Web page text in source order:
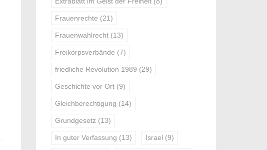
Frauenrechte (21)
Frauenwahlrecht (13)
Freikorpsverbände (7)
friedliche Revolution 1989 (29)
Geschichte vor Ort (9)
Gleichberechtigung (14)
Grundgesetz (13)
In guter Verfassung (13) Israel (9)